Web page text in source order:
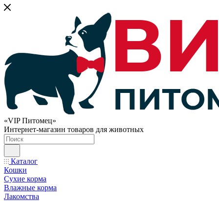
«VIP Питомец»
Интернет-магазин товаров для животных
Каталог
Кошки
Сухие корма
Влажные корма
Лакомства